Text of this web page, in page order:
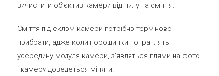
вичистити об’єктив камери від пилу та сміття.
Сміття під склом камери потрібно терміново
прибрати, адже коли порошинки потраплять
усередину модуля камери, з’являться плями на фото
і камеру доведеться міняти.